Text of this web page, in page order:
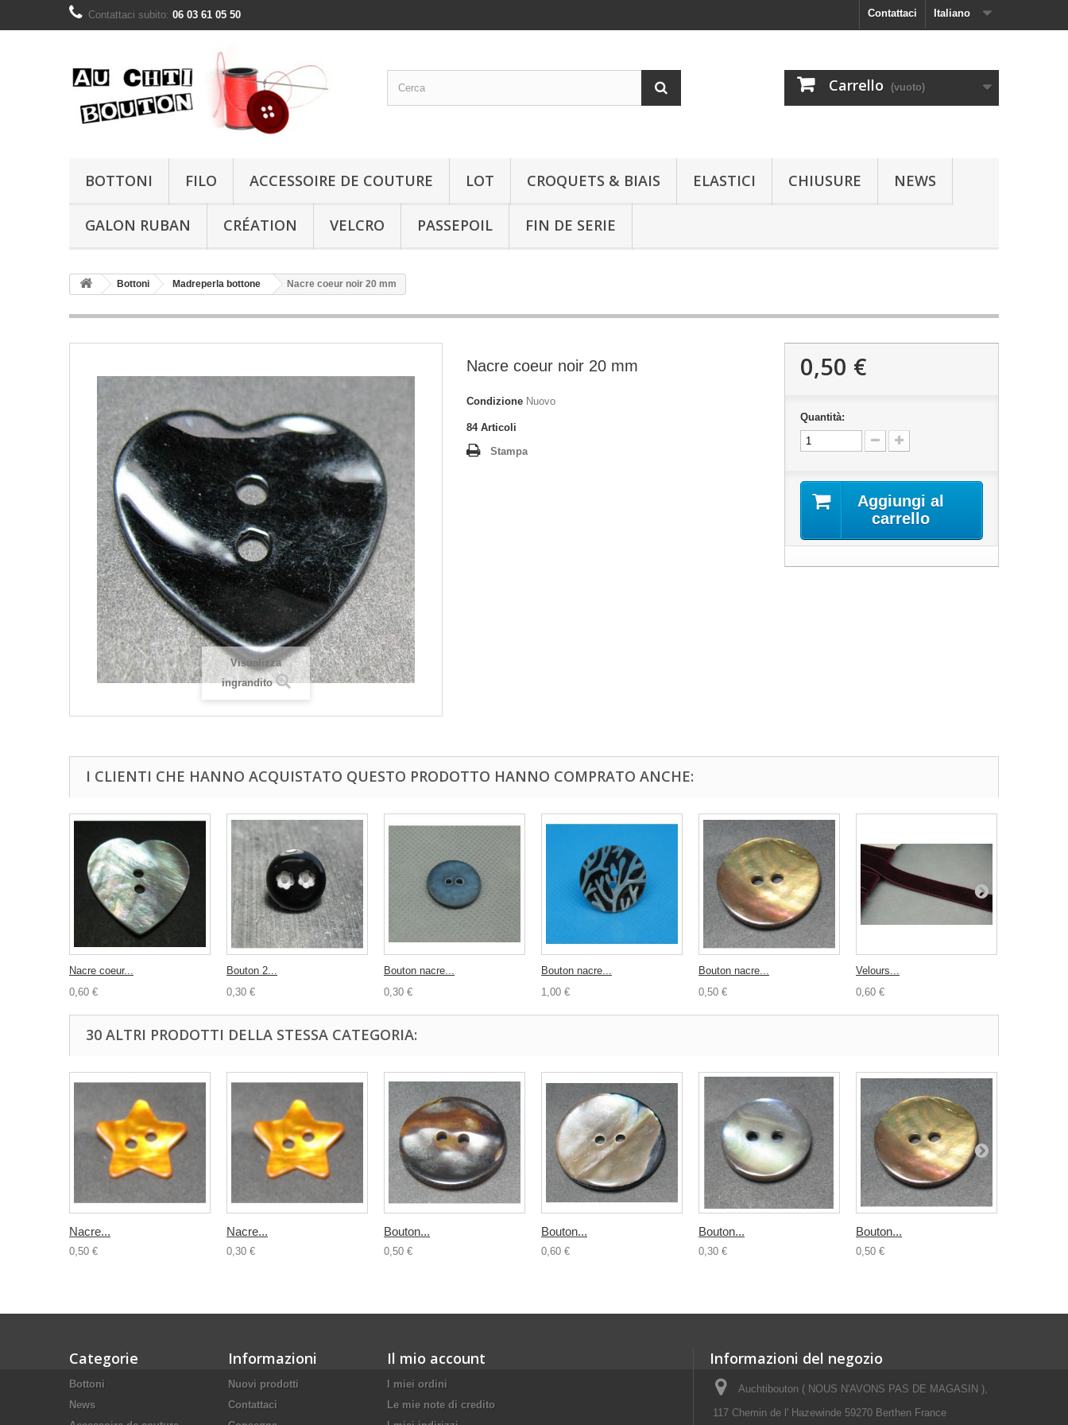
Italiano
Contattaci
Contattaci subito: 06 03 61 05 50
Carrello (vuoto)
BOTTONI FILO ACCESSOIRE DE COUTURE LOT CROQUETS & BIAIS ELASTICI CHIUSURE NEWS
GALON RUBAN CRÉATION VELCRO PASSEPOIL FIN DE SERIE
Bottoni Madreperla bottone Nacre coeur noir 20 mm
Visualizza
ingrandito
Nacre coeur noir 20 mm
Condizione Nuovo
84 Articoli
Stampa
0,50 €
Quantità:
Aggiungi al
carrello
I CLIENTI CHE HANNO ACQUISTATO QUESTO PRODOTTO HANNO COMPRATO ANCHE:
Nacre coeur...
0,60 €
Bouton 2...
0,30 €
Bouton nacre...
0,30 €
Bouton nacre...
1,00 €
Bouton nacre...
0,50 €
Velours...
0,60 €
30 ALTRI PRODOTTI DELLA STESSA CATEGORIA:
Nacre...
0,50 €
Nacre...
0,30 €
Bouton...
0,50 €
Bouton...
0,60 €
Bouton...
0,30 €
Bouton...
0,50 €
Categorie
Bottoni
News
Informazioni
Nuovi prodotti
Contattaci
Il mio account
I miei ordini
Le mie note di credito
Informazioni del negozio
Auchtibouton ( NOUS N'AVONS PAS DE MAGASIN ),
117 Chemin de l' Hazewinde 59270 Berthen France